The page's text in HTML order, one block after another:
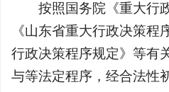
按照国务院《重大行
《山东省重大行政决策程
行政决策程序规定》等有
与等法定程序，经合法性